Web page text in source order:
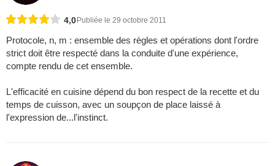
4,0Publiée le 29 octobre 2011
Protocole, n, m : ensemble des règles et opérations dont l'ordre
strict doit être respecté dans la conduite d'une expérience,
compte rendu de cet ensemble.
L'efficacité en cuisine dépend du bon respect de la recette et du
temps de cuisson, avec un soupçon de place laissé à
l'expression de...l'instinct.